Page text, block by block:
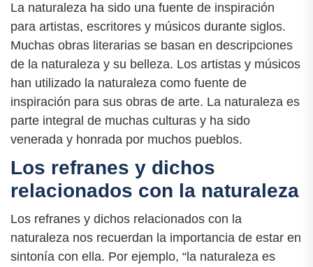
La naturaleza ha sido una fuente de inspiración
para artistas, escritores y músicos durante siglos.
Muchas obras literarias se basan en descripciones
de la naturaleza y su belleza. Los artistas y músicos
han utilizado la naturaleza como fuente de
inspiración para sus obras de arte. La naturaleza es
parte integral de muchas culturas y ha sido
venerada y honrada por muchos pueblos.
Los refranes y dichos
relacionados con la naturaleza
Los refranes y dichos relacionados con la
naturaleza nos recuerdan la importancia de estar en
sintonía con ella. Por ejemplo, “la naturaleza es